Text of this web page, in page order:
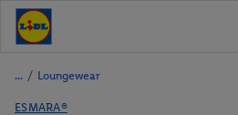
/ Loungewear
ESMARA®